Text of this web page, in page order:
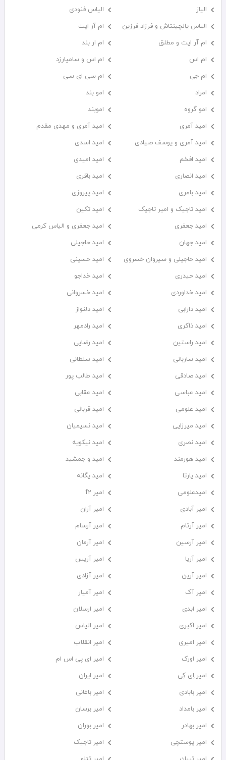
الیاز
الیاس فنودی
الیاس یالچینتاش و فرزاد فرزین
ام آر ایت
ام آر ایت و مطلق
ام‌ ار بند
ام اس
ام اس و سامیارزد
ام جی
ام سی ای سی
امراد
امو بند
امو گروه
اموبند
امید آمری
امید آمری و مهدی مقدم
امید آمری و یوسف صیادی
امید اسدی
امید افخم
امید امیدی
امید انصاری
امید باقری
امید بامری
امید پیروزی
امید تاجیک و امیر تاجیک
امید تکین
امید جعفری
امید جعفری و الیاس کرمی
امید جهان
امید حاجیلی
امید حاجیلی و سیروان خسروی
امید حسینی
امید حیدری
امید خداجو
امید خداوردی
امید خسروانی
امید دارابی
امید دلنواز
امید ذاکری
امید رادمهر
امید راستین
امید رضایی
امید ساربانی
امید سلطانی
امید صادقی
امید طالب پور
امید عباسی
امید عقابی
امید علومی
امید قربانی
امید میرزایی
امید نسیمیان
امید نصری
امید نیکویه
امید هورمند
امید و جمشید
امید یارتا
امید یگانه
امیدعلومی
امیر f2
امیر آبادی
امیر آران
امیر آرتام
امیر آرسام
امیر آرسین
امیر آرمان
امیر آریا
امیر آریس
امیر آرین
امیر آزادی
امیر آک
امیر آمیار
امیر ابدی
امیر ارسلان
امیر اکبری
امیر الیاس
امیر امیری
امیر انقلاب
امیر اورک
امیر ای پی اس ام
امیر اِی کِی
امیر ایران
امیر بابادی
امیر باغانی
امیر بامداد
امیر برسان
امیر بهادر
امیر بوران
امیر پوستچی
امیر تاجیک